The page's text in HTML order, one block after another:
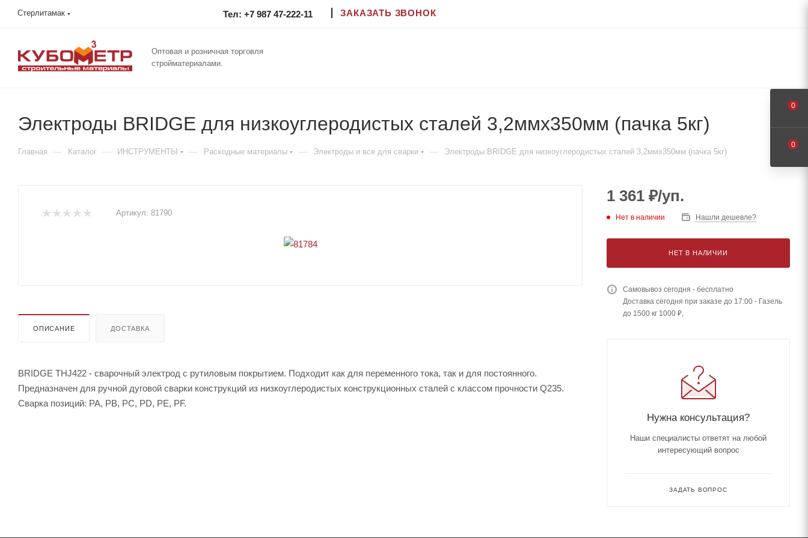
Стерлитамак Тел: +7 987 47-222-11 ЗАКАЗАТЬ ЗВОНОК
Оптовая и розничная торговля
стройматериалами.
Электроды BRIDGE для низкоуглеродистых сталей 3,2ммх350мм (пачка 5кг)
Главная — Каталог — ИНСТРУМЕНТЫ — Расходные материалы — Электроды и все для сварки — Электроды BRIDGE для низкоуглеродистых сталей 3,2ммх350мм (пачка 5кг)
Артикул: 81790
ОПИСАНИЕ ДОСТАВКА
BRIDGE THJ422 - сварочный электрод с рутиловым покрытием. Подходит как для переменного тока, так и для постоянного.
Предназначен для ручной дуговой сварки конструкций из низкоуглеродистых конструкционных сталей с классом прочности Q235.
Сварка позиций: PA, PB, PC, PD, PE, PF.
1 361 ₽/уп.
Нет в наличии Нашли дешевле?
НЕТ В НАЛИЧИИ
Самовывоз сегодня - бесплатно
Доставка сегодня при заказе до 17:00 - Газель
до 1500 кг 1000 ₽,
Нужна консультация?
Наши специалисты ответят на любой
интересующий вопрос
ЗАДАТЬ ВОПРОС
0
0